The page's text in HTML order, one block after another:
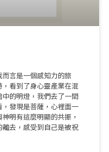
言是一個感知力的旅
看到了身心靈產業在混
的明燈，我們去了一間
發現是菩薩，心裡面一
明有這麼明顯的共振，
去，感受到自己是被祝